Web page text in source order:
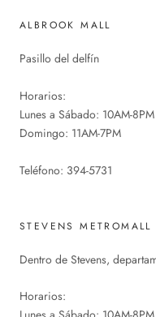
ALBROOK MALL
Pasillo del delfín
Horarios:
Lunes a Sábado: 10AM-8PM
Domingo: 11AM-7PM
Teléfono: 394-5731
STEVENS METROMALL
Dentro de Stevens,
Horarios: